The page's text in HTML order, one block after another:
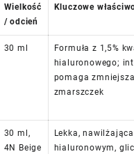
Wielkość
/ odcień
Kluczowe
30 ml
Formuła z 1,5%
hialuronowego;
pomaga
zmarszczek
30 ml,
4N Beige
Lekka,
hialuronowym,